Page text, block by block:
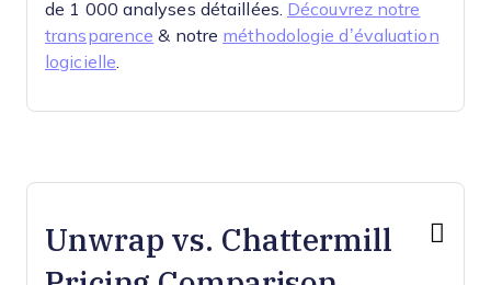
de 1 000 analyses détaillées. Découvrez notre
transparence & notre méthodologie d’évaluation
logicielle
Unwrap vs. Chattermill